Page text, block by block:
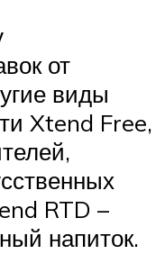
от
виды
Xtend Free,
RTD –
напиток.